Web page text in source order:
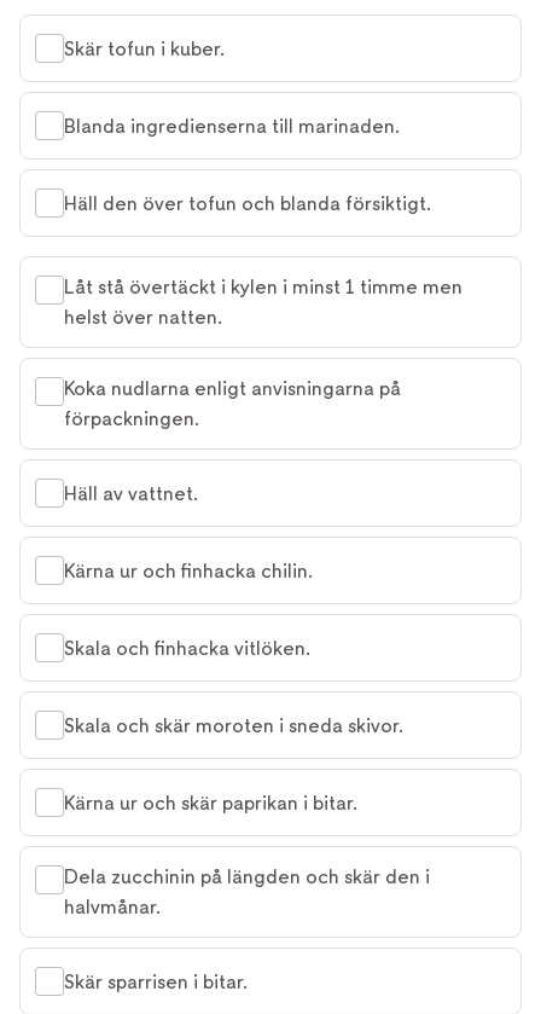
Skär tofun i kuber.
Blanda ingredienserna till marinaden.
Häll den över tofun och blanda försiktigt.
Låt stå övertäckt i kylen i minst 1 timme men
helst över natten.
Koka nudlarna enligt anvisningarna på
förpackningen.
Häll av vattnet.
Kärna ur och finhacka chilin.
Skala och finhacka vitlöken.
Skala och skär moroten i sneda skivor.
Kärna ur och skär paprikan i bitar.
Dela zucchinin på längden och skär den i
halvmånar.
Skär sparrisen i bitar.